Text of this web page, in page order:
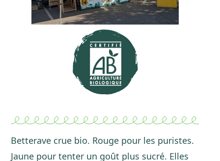
Betterave crue bio. Rouge pour les puristes.
Jaune pour tenter un goût plus sucré. Elles